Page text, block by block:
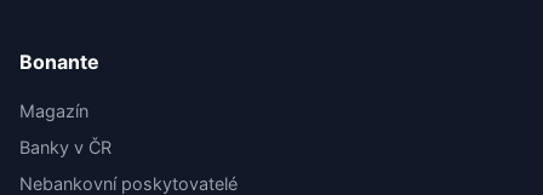
Bonante
Magazín
Banky v ČR
Nebankovní poskytovatelé